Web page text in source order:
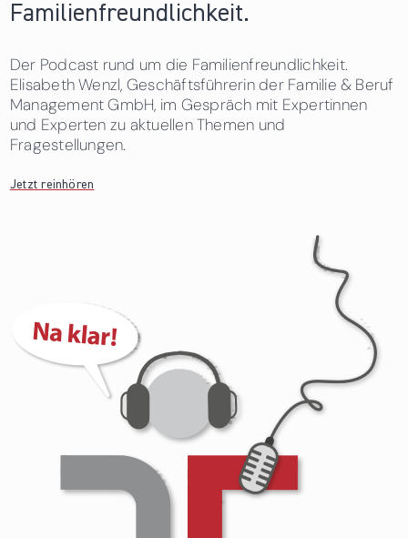
Familienfreundlichkeit.
Der Podcast rund um die Familienfreundlichkeit.
Elisabeth Wenzl, Geschäftsführerin der Familie & Beruf
Management GmbH, im Gespräch mit Expertinnen
und Experten zu aktuellen Themen und
Fragestellungen.
Jetzt reinhören